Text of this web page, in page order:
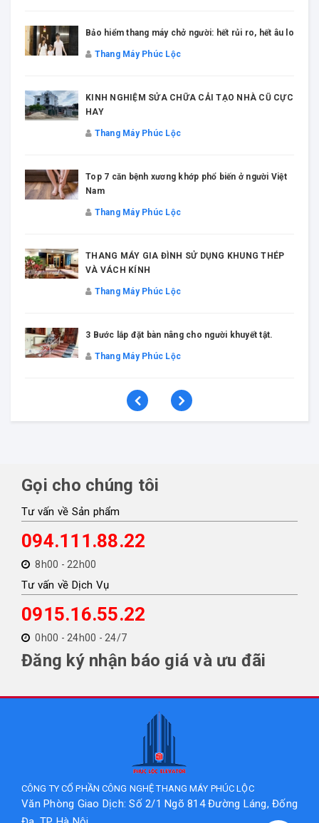
Bảo hiểm thang máy chở người: hết rủi ro, hết âu lo
Thang Máy Phúc Lộc
KINH NGHIỆM SỬA CHỮA CẢI TẠO NHÀ CŨ CỰC
HAY
Thang Máy Phúc Lộc
Top 7 căn bệnh xương khớp phổ biến ở người Việt
Nam
Thang Máy Phúc Lộc
THANG MÁY GIA ĐÌNH SỬ DỤNG KHUNG THÉP
VÀ VÁCH KÍNH
Thang Máy Phúc Lộc
3 Bước lắp đặt bàn nâng cho người khuyết tật.
Thang Máy Phúc Lộc
Gọi cho chúng tôi
Tư vấn về Sản phẩm
094.111.88.22
8h00 - 22h00
Tư vấn về Dịch Vụ
0915.16.55.22
0h00 - 24h00 - 24/7
Đăng ký nhận báo giá và ưu đãi
CÔNG TY CỔ PHẦN CÔNG NGHỆ THANG MÁY PHÚC LỘC
Văn Phòng Giao Dịch: Số 2/1 Ngõ 814 Đường Láng, Đống